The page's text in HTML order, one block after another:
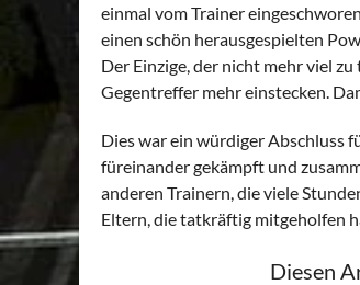
einmal vom Trainer
einen schön herausgespielten
Der Einzige, der nicht mehr viel
Gegentreffer mehr einstecken.
Dies war ein würdiger Abschluss
füreinander gekämpft und
anderen Trainern, die viele
Eltern, die tatkräftig mitgeholfen
Diesen